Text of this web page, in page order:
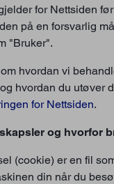
for Nettsiden
på en forsvarlig
"Bruker".
hvordan vi
hvordan du utøver
for Nettsiden.
og hvorfor
(cookie) er en fil
din når du